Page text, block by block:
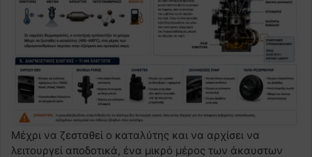
Μέχρι να ζεσταθεί ο καταλύτης και να αρχίσει να
λειτουργεί αποδοτικά, ένα μικρό μέρος των άκαυστων